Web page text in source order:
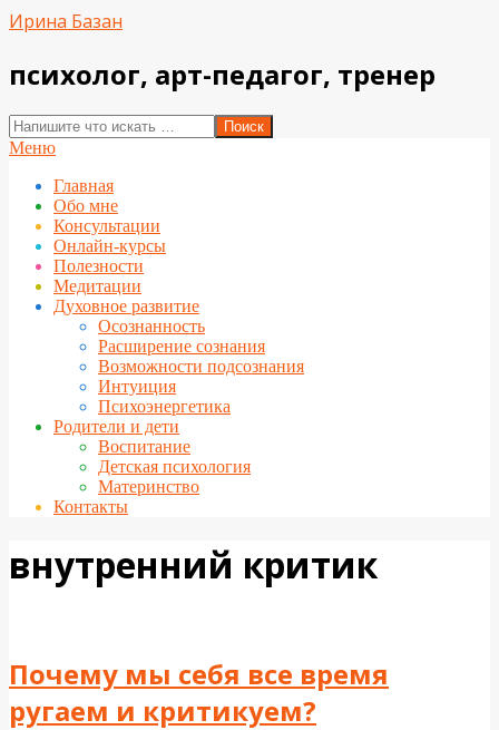
Перейти
Ирина Базан
психолог, арт-педагог, тренер
Поиск
Вторичное
навигации
Меню
Главная
Обо мне
Консультации
Онлайн-курсы
Полезности
Медитации
Духовное развитие
Осознанность
Расширение сознания
Возможности подсознания
Интуиция
Психоэнергетика
Родители и дети
Воспитание
Детская психология
Материнство
Контакты
внутренний критик
Почему мы себя все время
ругаем и критикуем?